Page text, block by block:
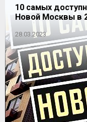
10 самых
Новой Москвы в
28.03.2023